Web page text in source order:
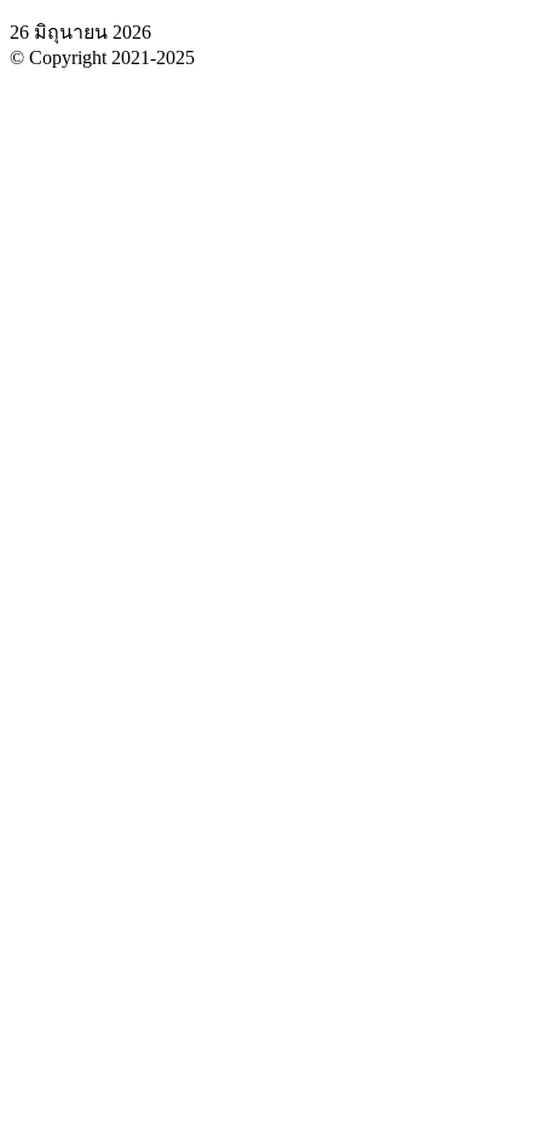
26 มิถุนายน 2026
© Copyright 2021-2025